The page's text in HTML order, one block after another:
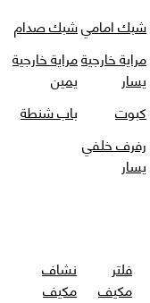
شبك اماميشبك صدام
مراية خارجية
يسار
مراية خارجية
يمين
كبوت
باب شنطة
رفرف خلفي
يسار
فلتر
مكيف
نشاف
مكيف